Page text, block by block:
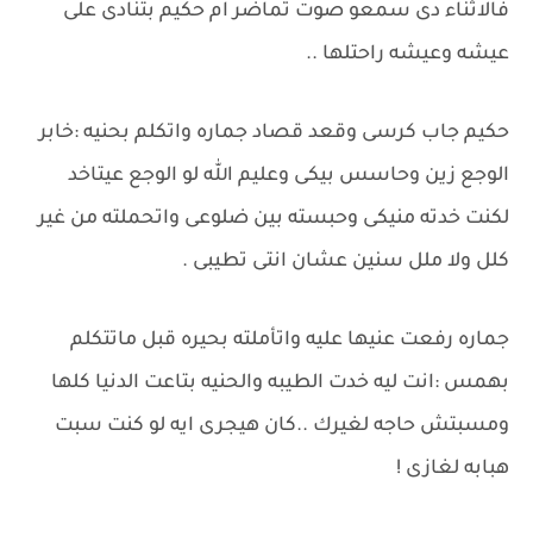
فالاثناء دى سمعو صوت تماضر ام حكيم بتنادى على
عيشه وعيشه راحتلها ..
حكيم جاب كرسى وقعد قصاد جماره واتكلم بحنيه :خابر
الوجع زين وحاسس بيكى وعليم الله لو الوجع عيتاخد
لكنت خدته منيكى وحبسته بين ضلوعى واتحملته من غير
كلل ولا ملل سنين عشان انتى تطيبى .
جماره رفعت عنيها عليه واتأملته بحيره قبل ماتتكلم
بهمس :انت ليه خدت الطيبه والحنيه بتاعت الدنيا كلها
ومسبتش حاجه لغيرك ..كان هيجرى ايه لو كنت سبت
هبابه لغازى !